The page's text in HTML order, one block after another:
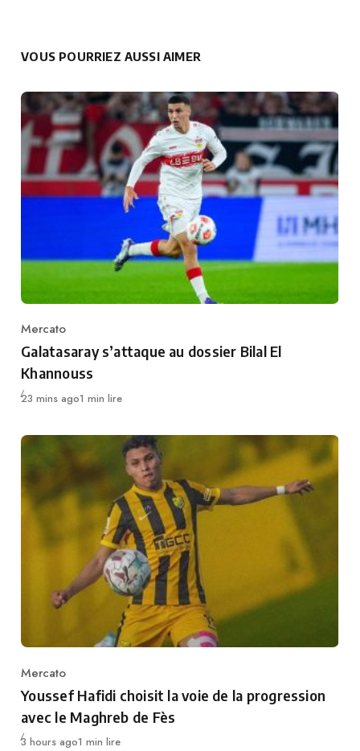
VOUS POURRIEZ AUSSI AIMER
Category
Mercato
Galatasaray s’attaque au dossier Bilal El
Khannouss
Publié
23 mins ago1 min lire
Category
Mercato
Youssef Hafidi choisit la voie de la progression
avec le Maghreb de Fès
Publié
3 hours ago1 min lire